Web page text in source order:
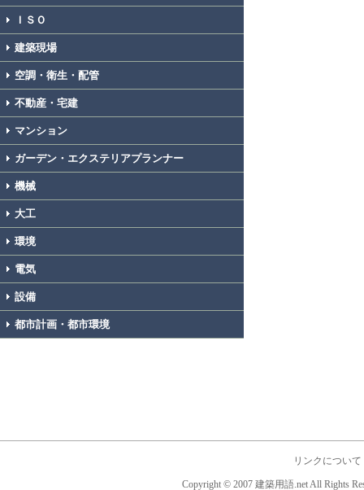
ＩＳＯ
建築現場
空調・衛生・配管
不動産・宅建
マンション
ガーデン・エクステリアプランナー
機械
大工
環境
電気
設備
都市計画・都市環境
リンクについて
Copyright © 2007 建築用語.net All Rights